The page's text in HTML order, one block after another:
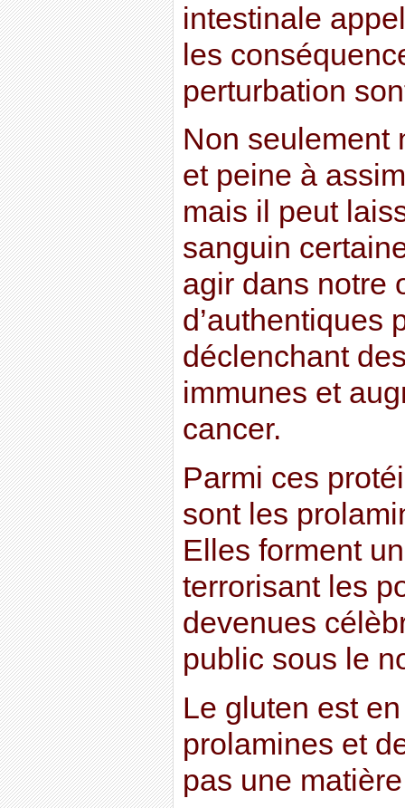
intestinale
les
perturbation
Non seulement
et peine à
mais il peut
sanguin
agir dans notre
d’authentiques
déclenchant
immunes et
cancer.
Parmi ces
sont les
Elles forment
terrorisant les
devenues
public sous le
Le gluten est
prolamines et
pas une